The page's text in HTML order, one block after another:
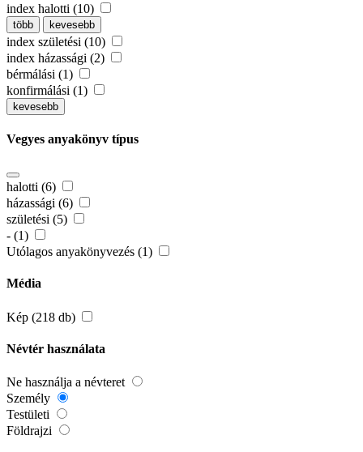
index halotti (10)
több kevesebb
index születési (10)
index házassági (2)
bérmálási (1)
konfirmálási (1)
kevesebb
Vegyes anyakönyv típus
halotti (6)
házassági (6)
születési (5)
- (1)
Utólagos anyakönyvezés (1)
Média
Kép (218 db)
Névtér használata
Ne használja a névteret
Személy
Testületi
Földrajzi